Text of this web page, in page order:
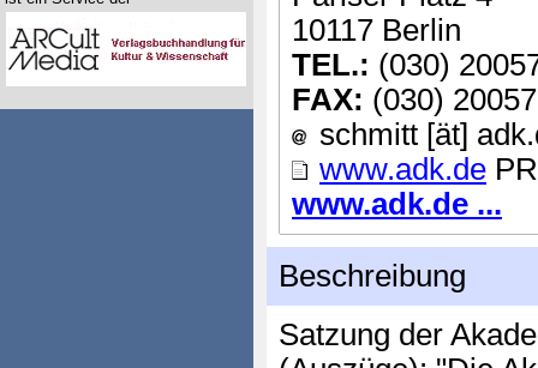
10117 Berlin
TEL.: (030)
FAX: (030)
schmitt [ät]
www.adk.de
www.adk.de ...
Beschreibung
Satzung der